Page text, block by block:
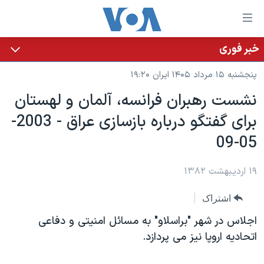
لینکهای
قابل
دسترسی
جهش
محتوای
اصلی
جهش
به
صفحه
جهش
به
جستجو
خانه
نسخه سبک وب‌سایت
موضوع ها
ایران
آمریکا
جهان
ویژه برنامه‌ها
برنامه های تلویزیونی
جدول برنامه ها
صفحه‌های ویژه
۲۵۰سالگی آمریکا
فرکانس‌های صدای آمریکا
یادگیری زبان انگلیسی
خبر فوری
پنجشنبه ۱۵ مرداد ۱۴۰۵ ایران ۱۹:۲۰
نشست رهبران فرانسه، آلمان و لهستان
برای گفتگو درباره بازسازی عراق - 2003-
05-09
۱۹ اردیبهشت ۱۳۸۲
اشتراک
اجلاس در شهر "براسلاو" به مسائل امنيتی و دفاعی
اتحاديه اروپا نيز می پردازد.